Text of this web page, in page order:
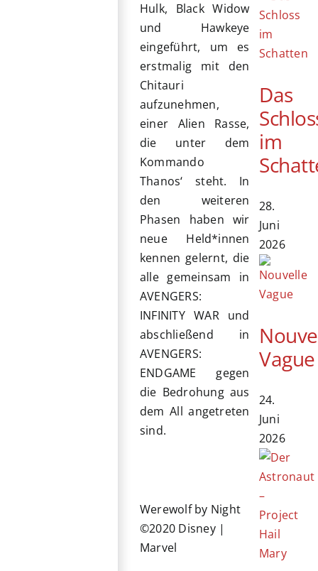
Hulk, Black Widow
und Hawkeye
eingeführt, um es
erstmalig mit den
Chitauri
aufzunehmen,
einer Alien Rasse,
die unter dem
Kommando
Thanos‘ steht. In
den weiteren
Phasen haben wir
neue Held*innen
kennen gelernt, die
alle gemeinsam in
AVENGERS:
INFINITY WAR und
abschließend in
AVENGERS:
ENDGAME gegen
die Bedrohung aus
dem All angetreten
sind.
Werewolf by Night
©2020 Disney |
Marvel
Das
im
28.
Juni
2026
Vague
24.
Juni
2026